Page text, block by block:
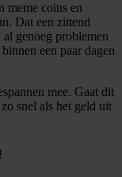
meme coins en
Dat een zittend
genoeg problemen
een paar dagen
mee. Gaat dit
snel als het geld uit
!